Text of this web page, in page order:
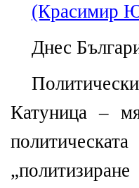
(Красимир
Днес
Катуница –